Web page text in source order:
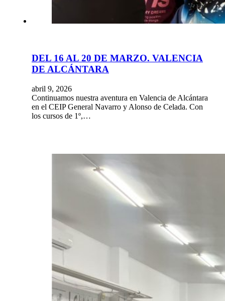
DEL 16 AL 20 DE MARZO. VALENCIA
DE ALCÁNTARA
abril 9, 2026
Continuamos nuestra aventura en Valencia de Alcántara
en el CEIP General Navarro y Alonso de Celada. Con
los cursos de 1º,…